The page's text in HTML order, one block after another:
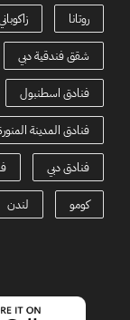
روتانا
شقق فندقية دبي
فنادق اسطنبول
فنادق المدينة
فنادق دبي
كومو لندن